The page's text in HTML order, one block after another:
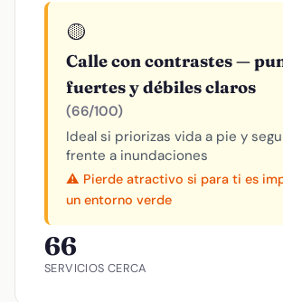
🟡
Calle con contrastes —
fuertes y débiles claros
(66/100)
Ideal si priorizas vida a pie y
frente a inundaciones
⚠️ Pierde atractivo si para ti es
un entorno verde
66
SERVICIOS CERCA